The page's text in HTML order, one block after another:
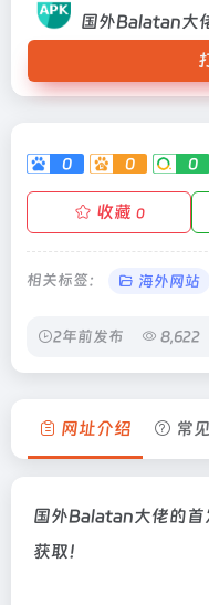
国外Balatan大
0 0 0
收藏 0
相关标签： 海外网站
2年前发布 8,622
网址介绍 常
国外Balatan大佬的首
获取！